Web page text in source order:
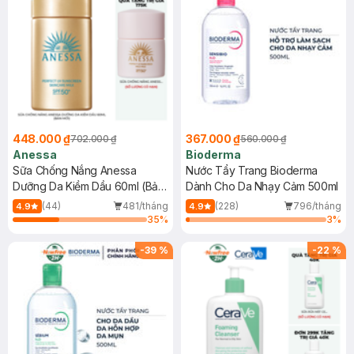
448.000 ₫702.000 ₫
Anessa
Sữa Chống Nắng Anessa
Dưỡng Da Kiềm Dầu 60ml (Bản
Mới)
4.9 (44)
481/tháng
35%
367.000 ₫560.000 ₫
Bioderma
Nước Tẩy Trang Bioderma
Dành Cho Da Nhạy Cảm 500ml
4.9 (228)
796/tháng
3%
-39 % -22 %